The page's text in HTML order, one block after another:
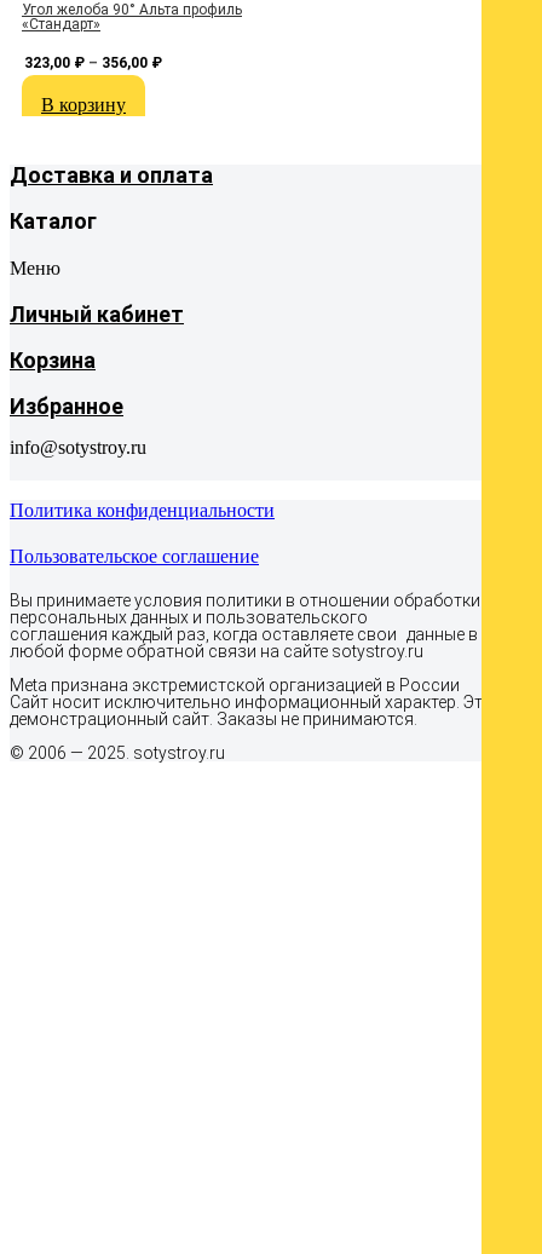
Угол желоба 90° Альта профиль
«Стандарт»
323,00 ₽– 356,00 ₽
В корзину
Доставка и оплата
Каталог
Меню
Личный кабинет
Корзина
Избранное
info@sotystroy.ru
Политика конфиденциальности
Пользовательское соглашение
Вы принимаете условия политики в отношении обработки
персональных данных и пользовательского
соглашения каждый раз, когда оставляете свои данные в
любой форме обратной связи на сайте sotystroy.ru
Meta признана экстремистcкой организацией в России
Сайт носит исключительно информационный характер. Это
демонстрационный сайт. Заказы не принимаются.
© 2006 — 2025. sotystroy.ru